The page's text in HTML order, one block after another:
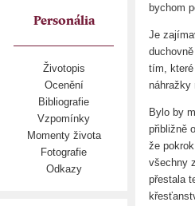
Personália
Životopis
Ocenění
Bibliografie
Vzpomínky
Momenty života
Fotografie
Odkazy
bychom
Je
tím, které
náhražky
Bylo by
přibližně
že
všechny
přestala